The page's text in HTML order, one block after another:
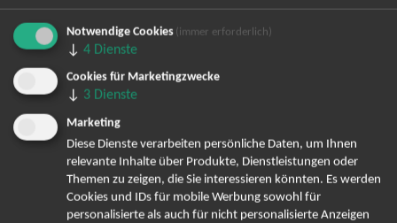
Andrea Berg Tickets
Backstreet Boys Tickets
Unheilig Tickets
Santiano Tickets
Ina Müller Tickets
Bryan Adams Tickets
Andreas Gabalier Tickets
Die Fantastischen Vier Tickets
Herbert Grönemeyer Tickets
Deep Purple Tickets
Notwendige Cookies (immer erforderlich)
↓ 4 Dienste
Cookies für Marketingzwecke
↓ 3 Dienste
Marketing
Diese Dienste verarbeiten persönliche Daten, um Ihnen
relevante Inhalte über Produkte, Dienstleistungen oder
Themen zu zeigen, die Sie interessieren könnten. Es werden
Cookies und IDs für mobile Werbung sowohl für
personalisierte als auch für nicht personalisierte Anzeigen